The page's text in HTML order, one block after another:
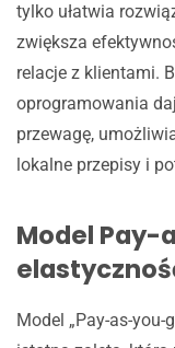
tylko ułatwia
zwiększa
relacje z klientami.
oprogramowania
przewagę,
lokalne przepisy i
Model
Model „Pay-as-you-